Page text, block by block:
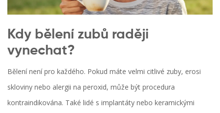
Kdy bělení zubů raději
vynechat?
Bělení není pro každého. Pokud máte velmi citlivé zuby, erosi
skloviny nebo alergii na peroxid, může být procedura
kontraindikována. Také lidé s implantáty nebo keramickými